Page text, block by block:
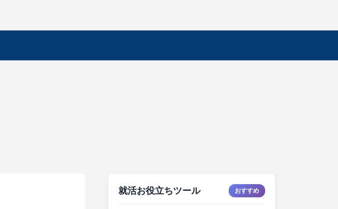
就活お役立ちツール おすすめ